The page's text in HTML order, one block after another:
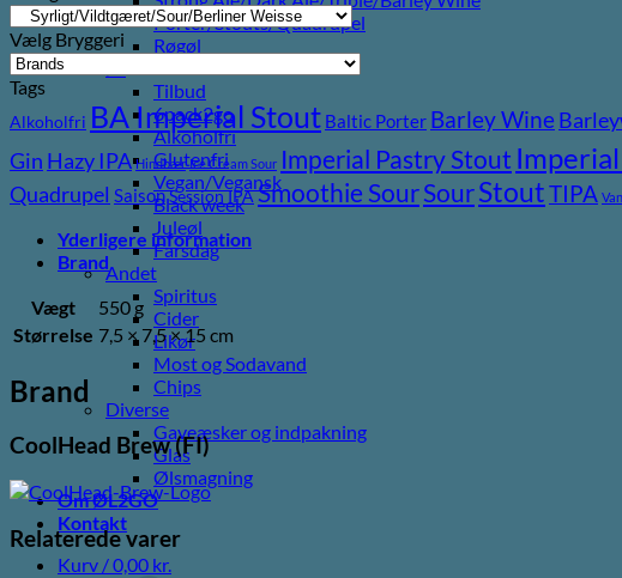
Porter/Stouts/Quadrupel
Røgøl
Tilbud
6pack2go
Alkoholfri
Glutenfri
Vegan/Vegansk
Black week
Juleøl
Farsdag
Andet
Spiritus
Cider
Likør
Most og Sodavand
Chips
Diverse
Gaveæsker og indpakning
Glas
Ølsmagning
Om ØL2GO
Kontakt
Kurv /0,00 kr.
Squeezed
Mango
Peach
Passion
Fruit
Ugandian
antal
Vælg Bryggeri
Tags
Alkoholfri BA Imperial Stout Baltic Porter Barley Wine
Gin Hazy IPA Hindbær Ice Cream Sour Imperial Pastry Stout
Quadrupel SaisonSession IPASmoothie SourSourStoutTIPA
Yderligere information
Brand
Vægt
550 g
Størrelse 7,5 × 7,5 × 15 cm
Brand
CoolHead Brew (FI)
Relaterede varer